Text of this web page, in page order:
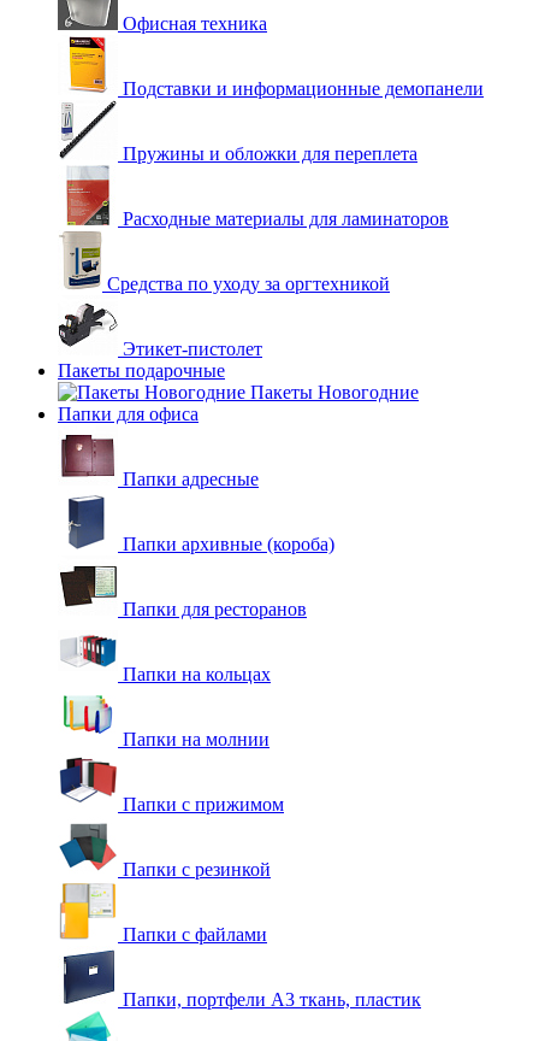
Офисная техника
Подставки и информационные демопанели
Пружины и обложки для переплета
Расходные материалы для ламинаторов
Средства по уходу за оргтехникой
Этикет-пистолет
Пакеты подарочные
Пакеты Новогодние
Папки для офиса
Папки адресные
Папки архивные (короба)
Папки для ресторанов
Папки на кольцах
Папки на молнии
Папки с прижимом
Папки с резинкой
Папки с файлами
Папки, портфели А3 ткань, пластик